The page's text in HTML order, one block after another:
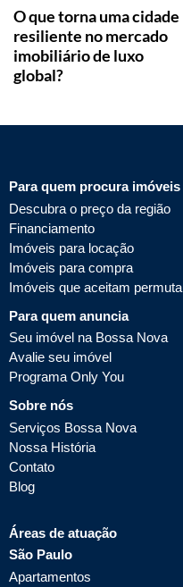
O que torna uma cidade
resiliente no mercado
imobiliário de luxo
global?
Para quem procura imóveis
Descubra o preço da região
Financiamento
Imóveis para locação
Imóveis para compra
Imóveis que aceitam permuta
Para quem anuncia
Seu imóvel na Bossa Nova
Avalie seu imóvel
Programa Only You
Sobre nós
Serviços Bossa Nova
Nossa História
Contato
Blog
Áreas de atuação
São Paulo
Apartamentos